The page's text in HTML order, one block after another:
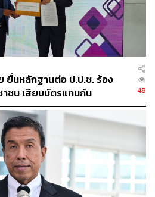
ยื่นหลักฐานต่อ ป.ป.ช. ร้อง
ชน เสียบบัตรแทนกัน
48